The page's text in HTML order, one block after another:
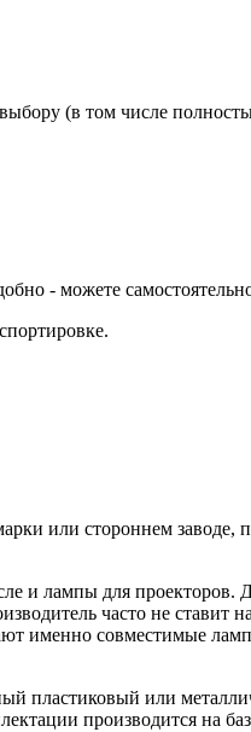
(в том числе
- можете самостоятельно
или стороннем заводе,
и лампы для
часто не ставит
именно совместимые
пластиковый или
производится на